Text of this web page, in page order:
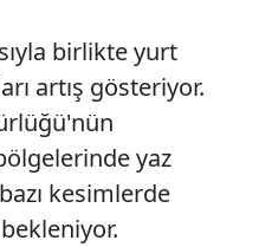
birlikte yurt
artış gösteriyor.
yaz
kesimlerde